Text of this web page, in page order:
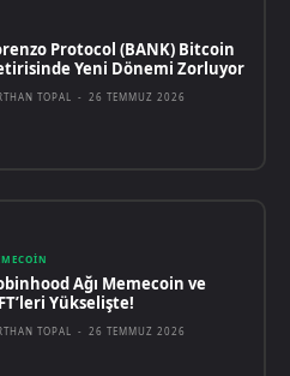
Protocol (BANK) Bitcoin
Yeni Dönemi Zorluyor
TOPAL - 26 TEMMUZ 2026
Ağı Memecoin ve
Yükselişte!
TOPAL - 26 TEMMUZ 2026